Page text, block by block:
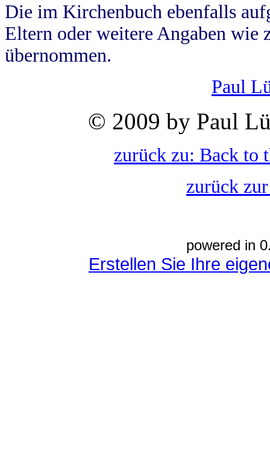
Die im Kirchenbuch ebenfalls
Eltern oder weitere Angaben wie
übernommen.
Paul
© 2009 by Paul
zurück zu: Back to
zurück
powered in
Erstellen Sie Ihre